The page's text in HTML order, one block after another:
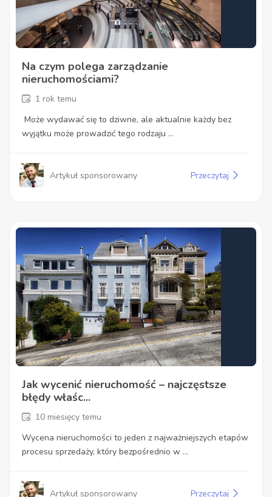
Na czym polega zarządzanie
nieruchomościami?
1 rok temu
Może wydawać się to dziwne, ale aktualnie każdy bez
wyjątku może prowadzić tego rodzaju ...
Artykuł sponsorowany Przeczytaj
Jak wycenić nieruchomość – najczęstsze
błędy właśc...
10 miesięcy temu
Wycena nieruchomości to jeden z najważniejszych etapów
procesu sprzedaży, który bezpośrednio w ...
Artykuł sponsorowany Przeczytaj